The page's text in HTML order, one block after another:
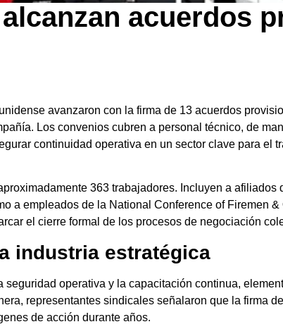
acuerdos
avanzaron con la firma de 13 acuerdos
Los convenios cubren a personal técnico, de
continuidad operativa en un sector clave para el
363 trabajadores. Incluyen a
a empleados de la National Conference of Firemen
el cierre formal de los procesos de negociación
industria estratégica
operativa y la capacitación continua,
representantes sindicales señalaron que la firma
de acción durante años.